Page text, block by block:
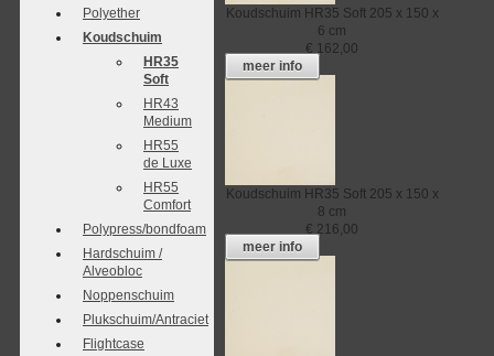
Polyether
Koudschuim
HR35
Soft
HR43
Medium
HR55
de Luxe
HR55
Comfort
Polypress/bondfoam
Hardschuim /
Alveobloc
Noppenschuim
Plukschuim/Antraciet
Flightcase
Koudschuim HR35 Soft 205 x 150 x
6 cm
€ 162,00
meer info
Koudschuim HR35 Soft 205 x 150 x
8 cm
€ 216,00
meer info